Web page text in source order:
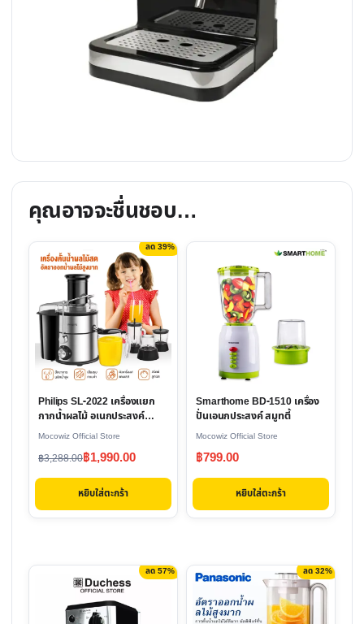
คุณอาจจะชื่นชอบ…
ลด 39%
Philips SL-2022 เครื่องแยก
กากน้ำผลไม้ อเนกประสงค์
4500W
Mocowiz Official Store
฿3,288.00
Original
price
฿3,288.00.
฿1,990.00
Current
price
฿1,990.00.
หยิบใส่ตะกร้า
Smarthome BD-1510 เครื่อง
ปั่นเอนกประสงค์ สมูทตี้
Mocowiz Official Store
฿799.00
หยิบใส่ตะกร้า
ลด 57% ลด 32%